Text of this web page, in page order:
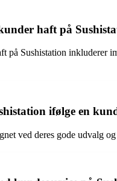
haft på
på Sushistation inkluderer
ifølge en
ved deres gode udvalg